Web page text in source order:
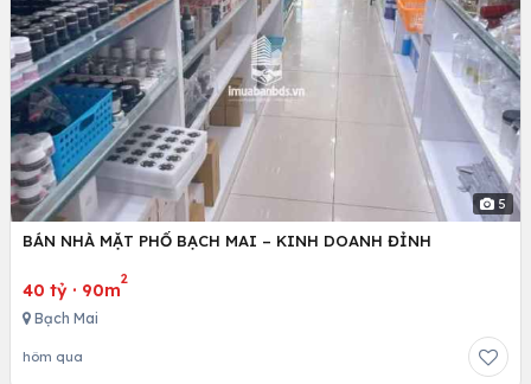
5
BÁN NHÀ MẶT PHỐ BẠCH MAI – KINH DOANH ĐỈNH
40 tỷ · 90m
2
Bạch Mai
hôm qua